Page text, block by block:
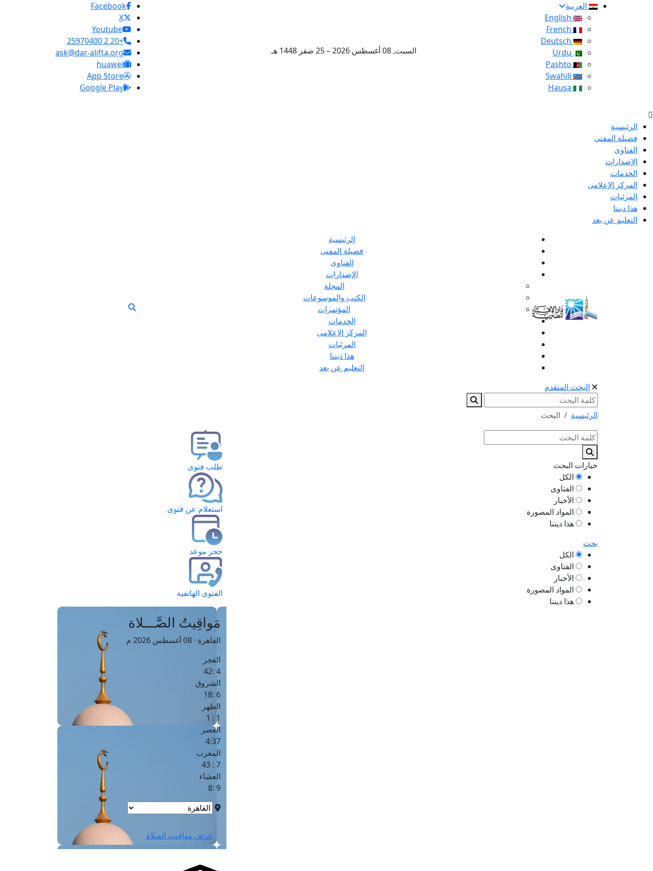
العربية
السبت, 08 أغسطس 2026 – 25 صفر 1448 هـ
Facebook
X
Youtube
+20 2 25970400
ask@dar-alifta.org
huawei
App Store
Google Play
الرئيسية
فضيلة المفتى
الفتاوى
الإصدارات
الخدمات
المركز الإعلامى
المرئيات
هذا ديننا
التعليم عن بعد
الرئيسية
فضيلة المفتى
الفتاوى
الإصدارات
المجلة
الكتب والموسوعات
المؤتمرات
الخدمات
المركز الإعلامى
المرئيات
هذا ديننا
التعليم عن بعد
البحث المتقدم
الرئيسية البحث
خيارات البحث
الكل
الفتاوى
الأخبار
المواد المصورة
هذا ديننا
بحث
الكل
الفتاوى
الأخبار
المواد المصورة
هذا ديننا
طلب فتوى
استعلام عن فتوى
حجز موعد
الفتوى الهاتفية
مَواقِيتُ الصَّـــلاة
القاهرة · 08 أغسطس 2026 م
الفجر
4 :42
الشروق
6 :18
الظهر
1 : 1
العصر
4:37
المغرب
7 : 43
العشاء
9 :8
عرض مواقيت الصلاة